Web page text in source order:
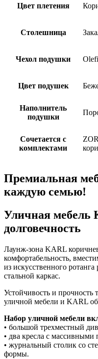
Цвет плетения
Столешница
Чехол подушки
Цвет подушек
Наполнитель
подушки
Сочетается с
комплектами
Премиальная
каждую семью!
Уличная мебель
долговечность
Лаунж-зона KARL
комфортабельность,
из искусственного
стальной каркас.
Устойчивость и прочность
уличной мебели и KARL
Набор уличной мебели
• большой трехместный
• два кресла с массивными
• журнальный столик со
формы.